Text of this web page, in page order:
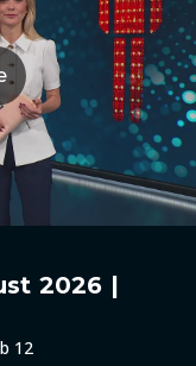
2026 |
12